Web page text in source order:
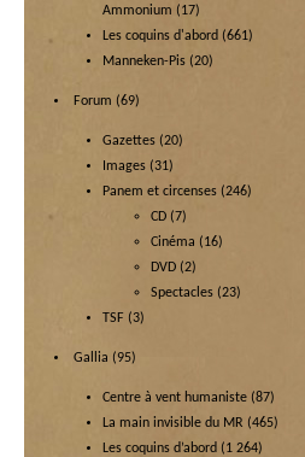
Ammonium (17)
Les coquins d'abord (661)
Manneken-Pis (20)
Forum (69)
Gazettes (20)
Images (31)
Panem et circenses (246)
CD (7)
Cinéma (16)
DVD (2)
Spectacles (23)
TSF (3)
Gallia (95)
Centre à vent humaniste (87)
La main invisible du MR (465)
Les coquins d’abord (1 264)